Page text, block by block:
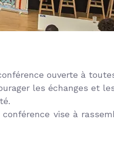
ouverte à
les échanges et
vise à